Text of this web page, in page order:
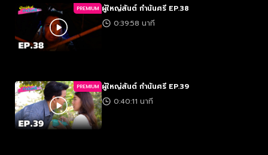
PREMIUM ผู้ใหญ่สันต์ กำนันศรี EP.38
0:39:58 นาที
PREMIUM ผู้ใหญ่สันต์ กำนันศรี EP.39
0:40:11 นาที